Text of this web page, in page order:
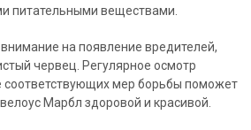
питательными веществами.
на появление вредителей,
червец. Регулярное осмотр
соответствующих мер борьбы поможет
Марбл здоровой и красивой.